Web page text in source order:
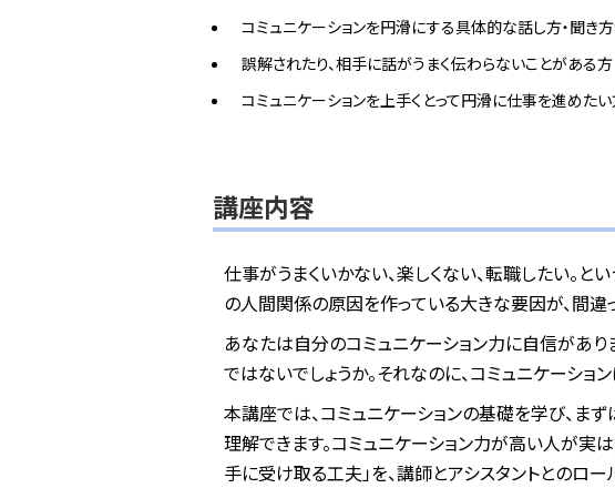
コミュニケーションを円滑にする具体的な話し方・聞き
誤解されたり、相手に話がうまく伝わらないことがある方
コミュニケーションを上手くとって円滑に仕事を進めた
講座内容
仕事がうまくいかない、楽しくない、転職したい。と
の人間関係の原因を作っている大きな要因が、間違
あなたは自分のコミュニケーション力に自信があ
ではないでしょうか。それなのに、コミュニケーショ
本講座では、コミュニケーションの基礎を学び、ま
理解できます。コミュニケーション力が高い人が実
手に受け取る工夫」を、講師とアシスタントとのロ